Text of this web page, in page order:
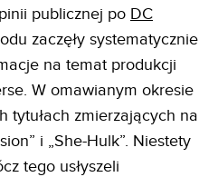
publicznej po DC
zaczęły systematycznie
na temat produkcji
W omawianym okresie
tytułach zmierzających na
i „She-Hulk”. Niestety
tego usłyszeli